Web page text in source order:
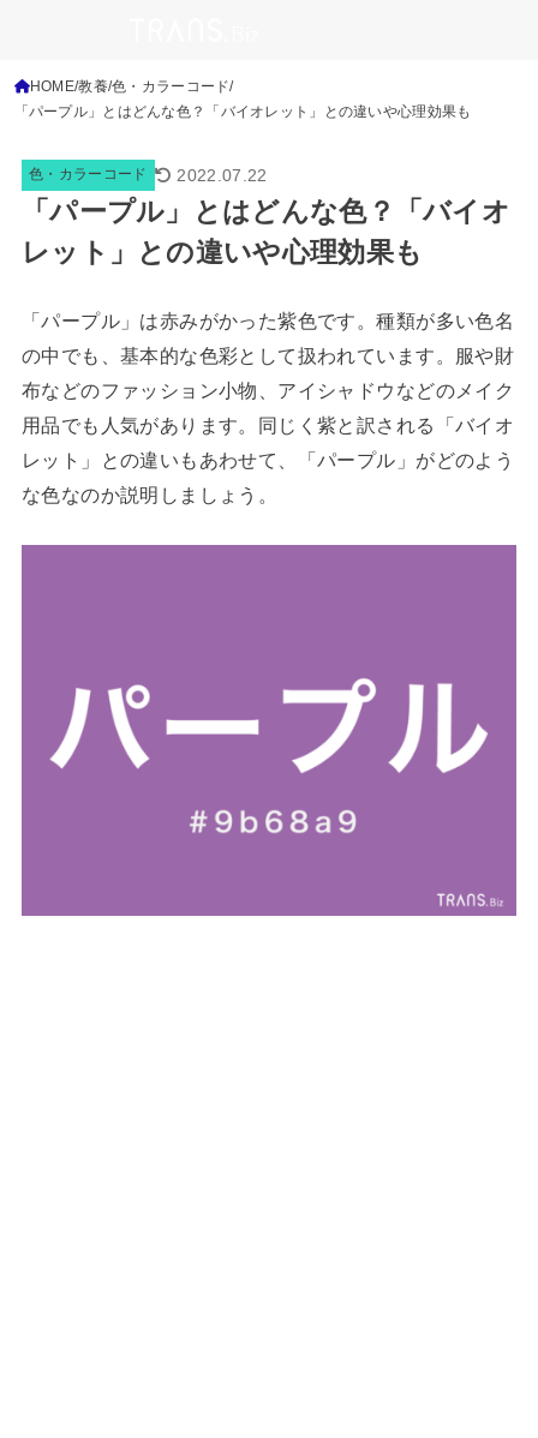
HOME 教養 色・カラーコード
「パープル」とはどんな色？「バイオレット」との違いや心理効果も
色・カラーコード 2022.07.22
「パープル」とはどんな色？「バイオ
レット」との違いや心理効果も
「パープル」は赤みがかった紫色です。種類が多い色名
の中でも、基本的な色彩として扱われています。服や財
布などのファッション小物、アイシャドウなどのメイク
用品でも人気があります。同じく紫と訳される「バイオ
レット」との違いもあわせて、「パープル」がどのよう
な色なのか説明しましょう。